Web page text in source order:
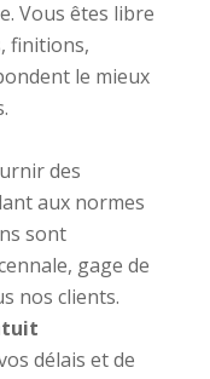
Vous êtes libre
finitions,
le mieux
des
aux normes
sont
gage de
nos clients.
délais et de